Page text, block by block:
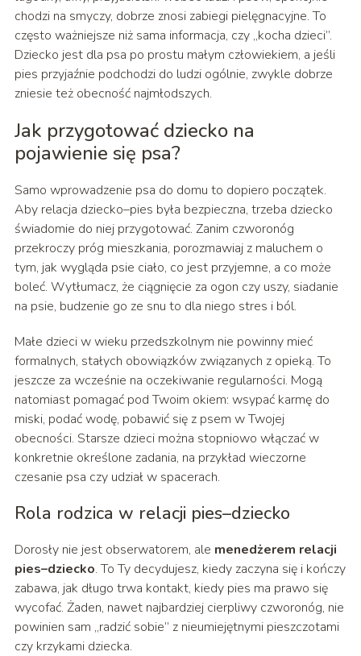
chodzi na smyczy, dobrze znosi zabiegi pielęgnacyjne. To
często ważniejsze niż sama informacja, czy „kocha dzieci”.
Dziecko jest dla psa po prostu małym człowiekiem, a jeśli
pies przyjaźnie podchodzi do ludzi ogólnie, zwykle dobrze
zniesie też obecność najmłodszych.
Jak przygotować dziecko na
pojawienie się psa?
Samo wprowadzenie psa do domu to dopiero początek.
Aby relacja dziecko–pies była bezpieczna, trzeba dziecko
świadomie do niej przygotować. Zanim czworonóg
przekroczy próg mieszkania, porozmawiaj z maluchem o
tym, jak wygląda psie ciało, co jest przyjemne, a co może
boleć. Wytłumacz, że ciągnięcie za ogon czy uszy, siadanie
na psie, budzenie go ze snu to dla niego stres i ból.
Małe dzieci w wieku przedszkolnym nie powinny mieć
formalnych, stałych obowiązków związanych z opieką. To
jeszcze za wcześnie na oczekiwanie regularności. Mogą
natomiast pomagać pod Twoim okiem: wsypać karmę do
miski, podać wodę, pobawić się z psem w Twojej
obecności. Starsze dzieci można stopniowo włączać w
konkretnie określone zadania, na przykład wieczorne
czesanie psa czy udział w spacerach.
Rola rodzica w relacji pies–dziecko
Dorosły nie jest obserwatorem, ale menedżerem relacji
pies–dziecko. To Ty decydujesz, kiedy zaczyna się i kończy
zabawa, jak długo trwa kontakt, kiedy pies ma prawo się
wycofać. Żaden, nawet najbardziej cierpliwy czworonóg, nie
powinien sam „radzić sobie” z nieumiejętnymi pieszczotami
czy krzykami dziecka.